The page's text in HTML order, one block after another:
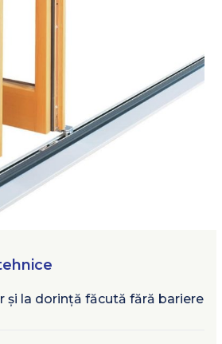
și la dorință făcută fără bariere